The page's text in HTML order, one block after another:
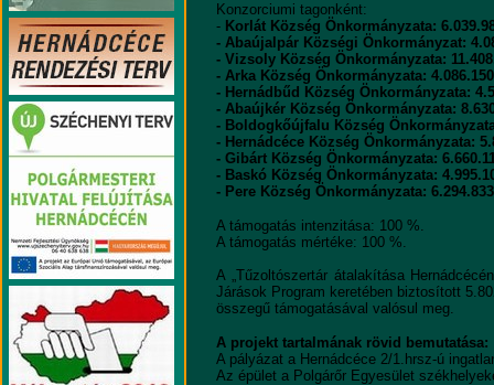
Konzorciumi tagonként:
- Korlát Község Önkormányzata:
- Abaújalpár Községi Önkormányzat:
- Vizsoly Község Önkormányzata:
- Arka Község Önkormányzata:
- Hernádbűd Község Önkormányzata:
- Abaújkér Község Önkormányzata:
- Boldogkőújfalu Község
- Hernádcéce Község Önkormányzata:
- Gibárt Község Önkormányzata:
- Baskó Község Önkormányzata:
- Pere Község Önkormányzata:
A támogatás intenzitása: 100 %.
A támogatás mértéke: 100 %.
A „Tűzoltószertár átalakítása
Járások Program keretében biztosított
összegű támogatásával valósul meg.
A projekt tartalmának rövid bemutatása:
A pályázat a Hernádcéce 2/1.hrsz-ú
Az épület a Polgárőr Egyesület